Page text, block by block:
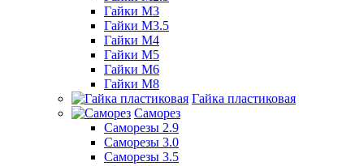
Гайки М3
Гайки М3.5
Гайки М4
Гайки М5
Гайки М6
Гайки М8
Гайка пластиковая
Саморез
Саморезы 2.9
Саморезы 3.0
Саморезы 3.5